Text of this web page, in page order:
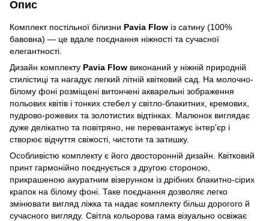
Опис
Комплект постільної білизни Pavia Flow із сатину (100%
бавовна) — це вдале поєднання ніжності та сучасної
елегантності.
Дизайн комплекту Pavia Flow виконаний у ніжній природній
стилістиці та нагадує легкий літній квітковий сад. На молочно-
білому фоні розміщені витончені акварельні зображення
польових квітів і тонких стебел у світло-блакитних, кремових,
пудрово-рожевих та золотистих відтінках. Малюнок виглядає
дуже делікатно та повітряно, не перевантажує інтер'єр і
створює відчуття свіжості, чистоти та затишку.
Особливістю комплекту є його двосторонній дизайн. Квітковий
принт гармонійно поєднується з другою стороною,
прикрашеною акуратним візерунком із дрібних блакитно-сірих
крапок на білому фоні. Таке поєднання дозволяє легко
змінювати вигляд ліжка та надає комплекту більш дорогого й
сучасного вигляду. Світла кольорова гама візуально освіжає